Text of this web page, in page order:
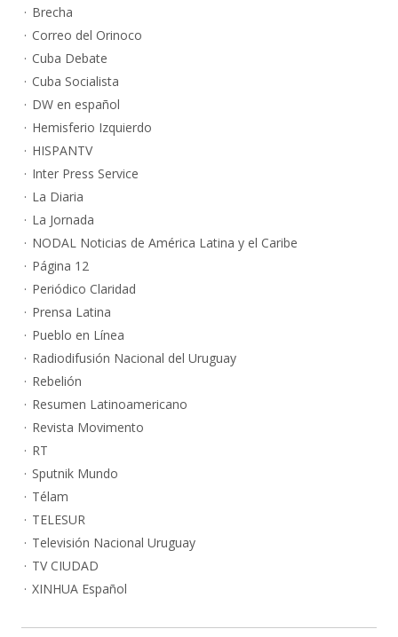
Brecha
Correo del Orinoco
Cuba Debate
Cuba Socialista
DW en español
Hemisferio Izquierdo
HISPANTV
Inter Press Service
La Diaria
La Jornada
NODAL Noticias de América Latina y el Caribe
Página 12
Periódico Claridad
Prensa Latina
Pueblo en Línea
Radiodifusión Nacional del Uruguay
Rebelión
Resumen Latinoamericano
Revista Movimento
RT
Sputnik Mundo
Télam
TELESUR
Televisión Nacional Uruguay
TV CIUDAD
XINHUA Español